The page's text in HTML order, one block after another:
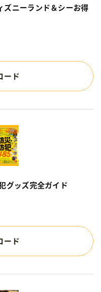
ニーランド＆シーお得
ード
グッズ完全ガイド
ード